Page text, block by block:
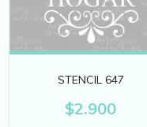
STENCIL 647
$2.900